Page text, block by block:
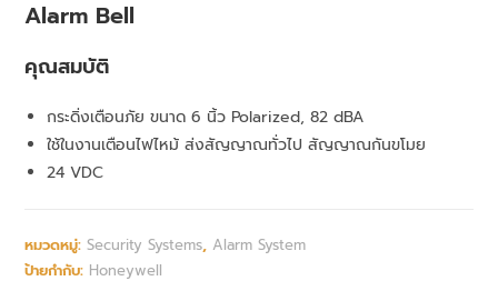
Alarm Bell
คุณสมบัติ
กระดิ่งเตือนภัย ขนาด 6 นิ้ว Polarized, 82 dBA
ใช้ในงานเตือนไฟไหม้ ส่งสัญญาณทั่วไป สัญญาณกันขโมย
24 VDC
หมวดหมู่:Security Systems, Alarm System
ป้ายกำกับ: Honeywell